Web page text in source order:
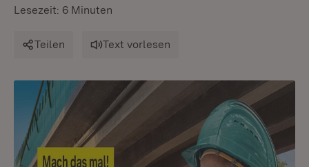
Lesezeit: 6 Minuten
Teilen Text vorlesen